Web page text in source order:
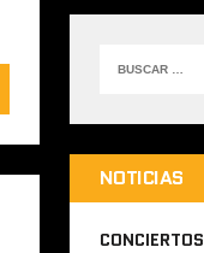
NOTICIAS
CONCIERTOS